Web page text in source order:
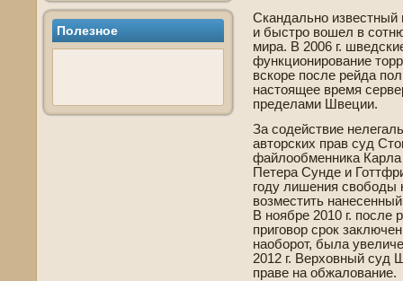
Полезное
Скандально изве­стный
и быстро вошел в
мира. В 2006 г.
функционирование
вскоре после рейда
настоящее время
преде­лами Шве­ции.
За соде­йствие
авторских прав суд
файлообменника
Петера Сунде­ и
году лишения свободы
возместить
В ноябре 2010 г. после
приговор срок
наоборот, была
2012 г. Верховный суд
праве­ на обжалование.